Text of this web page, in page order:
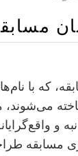
که با
و
مسابقه